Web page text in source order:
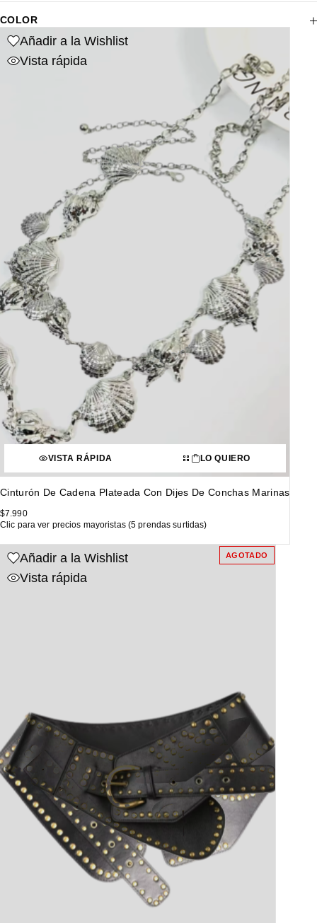
COLOR
Añadir a la Wishlist
Vista rápida
VISTA RÁPIDA LO QUIERO
Cinturón De Cadena Plateada Con Dijes De Conchas Marinas
$7.990
Clic para ver precios mayoristas (5 prendas surtidas)
AGOTADO
Añadir a la Wishlist
Vista rápida